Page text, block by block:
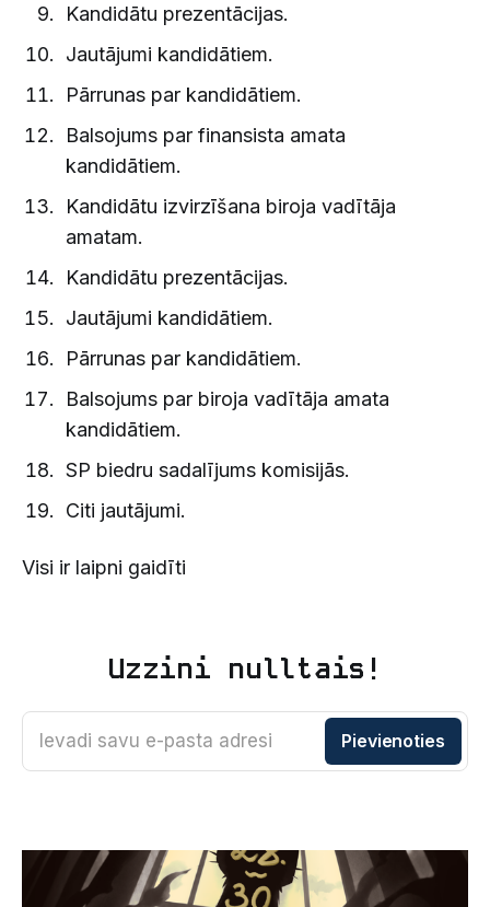
Kandidātu prezentācijas.
Jautājumi kandidātiem.
Pārrunas par kandidātiem.
Balsojums par finansista amata
kandidātiem.
Kandidātu izvirzīšana biroja vadītāja
amatam.
Kandidātu prezentācijas.
Jautājumi kandidātiem.
Pārrunas par kandidātiem.
Balsojums par biroja vadītāja amata
kandidātiem.
SP biedru sadalījums komisijās.
Citi jautājumi.
Visi ir laipni gaidīti
Uzzini nulltais!
Ievadi savu e-pasta adresi Pievienoties